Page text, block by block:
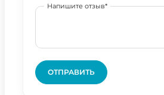
Напишите отзыв*
ОТПРАВИТЬ